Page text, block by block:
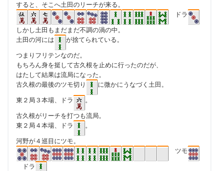
すると、そこへ土田のリーチが来る。
ドラ
しかし土田もまだまだ不調の渦の中。
土田の河には
が捨てられている。
つまりフリテンなのだ。
もちろん身を挺して古久根を止めに行ったのだが、
はたして結果は流局になった。
古久根の最後のツモ切り
に微かにうなづく土田。
東２局３本場、ドラ
。
古久根がリーチを打つも流局。
東２局４本場、ドラ
。
河野が４巡目にツモ。
ツモ
ドラ